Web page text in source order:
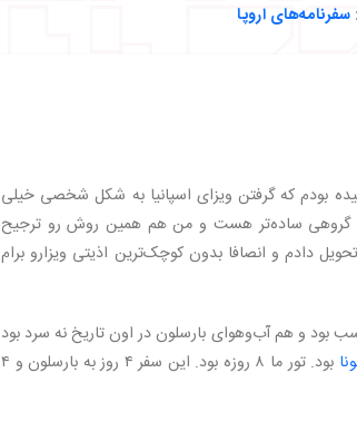
سفرنامه‌های اروپا
بودم که گرفتن ویزای اسپانیا به شکل شخصی خیلی
گروهی ساده‌تر هست و من هم همین روش رو ترجیح
دادم و انصافا بدون کوچک‌ترین اذیتی ویزارو برام
اردیبهشت ۹۸ بود که هم برای من مناسب بود و هم آب‌وهوای بارسلون در اون تاریخ نه سرد بود
بود. تور ما ۸ روزه بود. این سفر ۴ روز به بارسلون و ۴